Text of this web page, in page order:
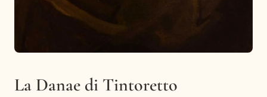
La Danae di Tintoretto